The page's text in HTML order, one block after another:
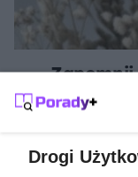
Zapomnij
Genialny
Drogi